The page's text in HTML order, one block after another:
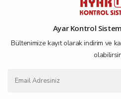
Ayar Kontrol
Bültenimize kayıt olarak indirim ve